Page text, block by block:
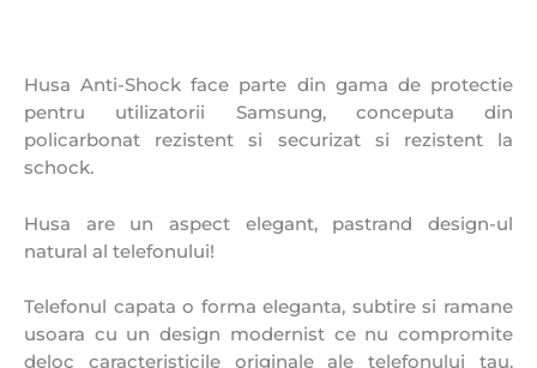
Husa Anti-Shock face parte din gama de protectie
pentru utilizatorii Samsung, conceputa din
policarbonat rezistent si securizat si rezistent la
schock.
Husa are un aspect elegant, pastrand design-ul
natural al telefonului!
Telefonul capata o forma eleganta, subtire si ramane
usoara cu un design modernist ce nu compromite
deloc caracteristicile originale ale telefonului tau.